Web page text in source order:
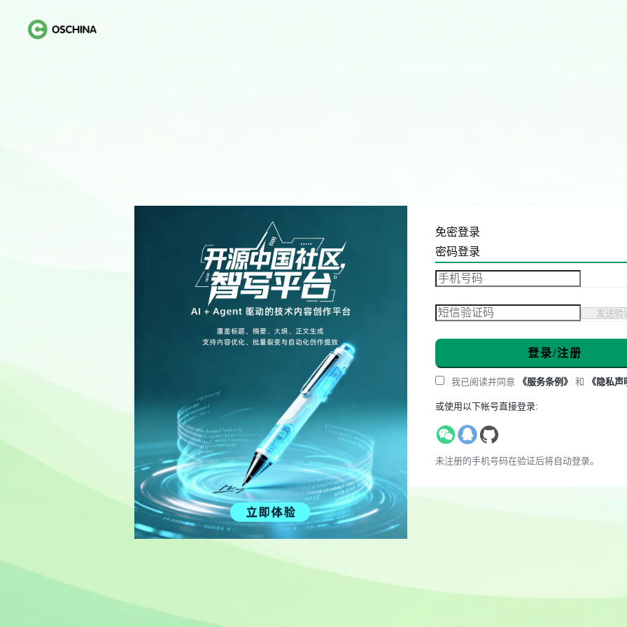
免密登录
密码登录
发送验
登录/注册
我已阅读并同意 《服务条例》 和 《隐私声
或使用以下帐号直接登录:
未注册的手机号码在验证后将自动登录。